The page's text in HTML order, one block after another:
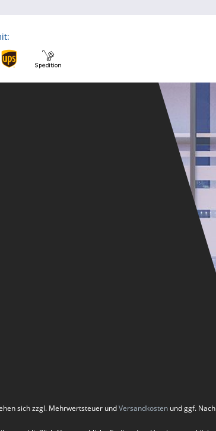
sich zzgl. Mehrwertsteuer undVersandkosten und ggf.